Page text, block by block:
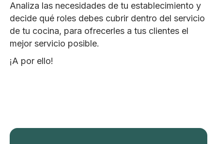
Analiza las necesidades de tu establecimiento y
decide qué roles debes cubrir dentro del servicio
de tu cocina, para ofrecerles a tus clientes el
mejor servicio posible.
¡A por ello!